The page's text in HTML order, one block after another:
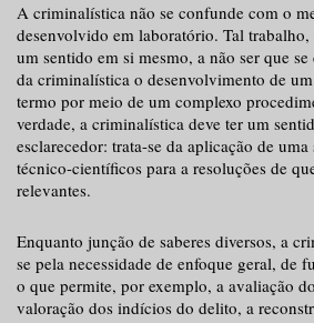
A criminalística não se confunde com o
desenvolvido em laboratório. Tal
um sentido em si mesmo, a não ser que
da criminalística o desenvolvimento de
termo por meio de um complexo
verdade, a criminalística deve ter um
esclarecedor: trata-se da aplicação de
técnico-científicos para a resoluções de
relevantes.
Enquanto junção de saberes diversos, a
se pela necessidade de enfoque geral, de
o que permite, por exemplo, a avaliação
valoração dos indícios do delito, a